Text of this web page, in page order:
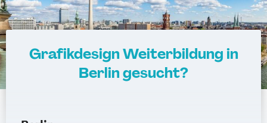
Grafikdesign Weiterbildung in
Berlin gesucht?